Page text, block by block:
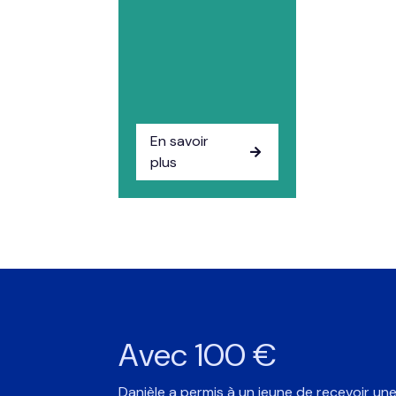
En savoir
plus

Avec 100 €
Danièle a permis à un jeune de recevoir